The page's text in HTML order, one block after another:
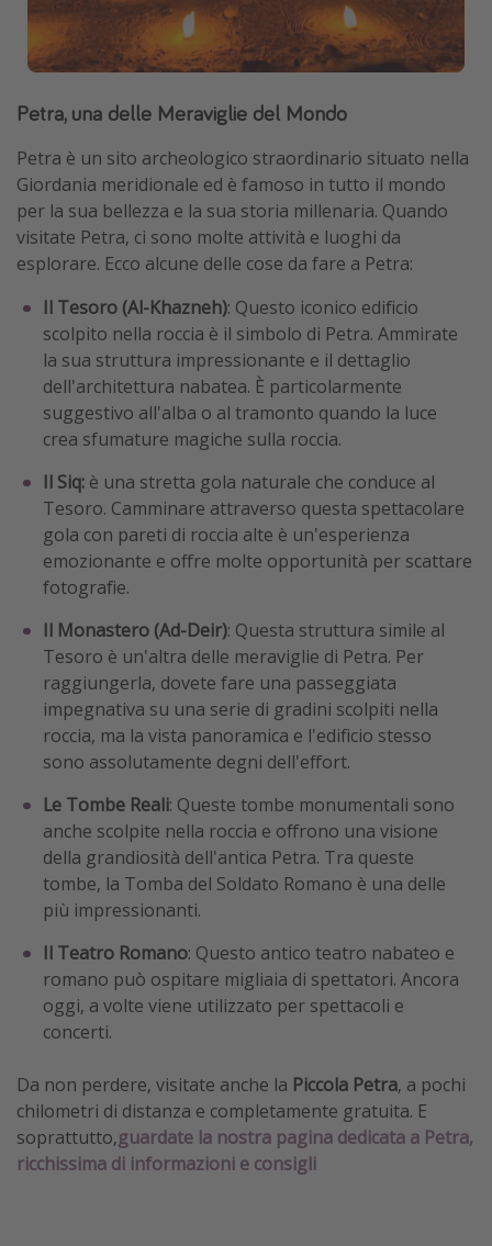
Petra, una delle Meraviglie del Mondo
Petra è un sito archeologico straordinario situato nella
Giordania meridionale ed è famoso in tutto il mondo
per la sua bellezza e la sua storia millenaria. Quando
visitate Petra, ci sono molte attività e luoghi da
esplorare. Ecco alcune delle cose da fare a Petra:
Il Tesoro (Al-Khazneh): Questo iconico edificio
scolpito nella roccia è il simbolo di Petra. Ammirate
la sua struttura impressionante e il dettaglio
dell'architettura nabatea. È particolarmente
suggestivo all'alba o al tramonto quando la luce
crea sfumature magiche sulla roccia.
Il Siq: è una stretta gola naturale che conduce al
Tesoro. Camminare attraverso questa spettacolare
gola con pareti di roccia alte è un'esperienza
emozionante e offre molte opportunità per scattare
fotografie.
Il Monastero (Ad-Deir): Questa struttura simile al
Tesoro è un'altra delle meraviglie di Petra. Per
raggiungerla, dovete fare una passeggiata
impegnativa su una serie di gradini scolpiti nella
roccia, ma la vista panoramica e l'edificio stesso
sono assolutamente degni dell'effort.
Le Tombe Reali: Queste tombe monumentali sono
anche scolpite nella roccia e offrono una visione
della grandiosità dell'antica Petra. Tra queste
tombe, la Tomba del Soldato Romano è una delle
più impressionanti.
Il Teatro Romano: Questo antico teatro nabateo e
romano può ospitare migliaia di spettatori. Ancora
oggi, a volte viene utilizzato per spettacoli e
concerti.
Da non perdere, visitate anche la Piccola Petra, a pochi
chilometri di distanza e completamente gratuita. E
soprattutto,guardate la nostra pagina dedicata a Petra,
ricchissima di informazioni e consigli